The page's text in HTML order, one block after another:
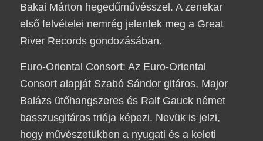
Bakai Márton hegedűművésszel. A zenekar
első felvételei nemrég jelentek meg a Great
River Records gondozásában.
Euro-Oriental Consort: Az Euro-Oriental
Consort alapját Szabó Sándor gitáros, Major
Balázs ütőhangszeres és Ralf Gauck német
basszusgitáros triója képezi. Nevük is jelzi,
hogy művészetükben a nyugati és a keleti